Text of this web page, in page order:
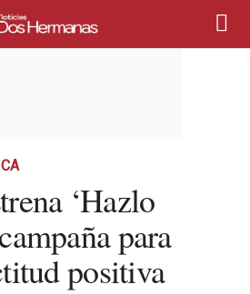
‘Hazlo
para
positiva